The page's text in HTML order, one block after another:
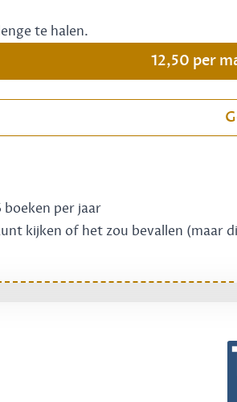
te halen.
12,50 per
boeken per jaar
kijken of het zou bevallen (maar